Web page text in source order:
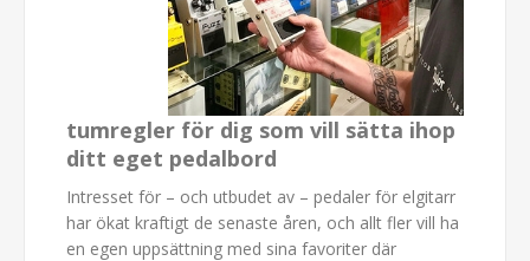
tumregler för dig som vill sätta ihop
ditt eget pedalbord
Intresset för – och utbudet av – pedaler för elgitarr
har ökat kraftigt de senaste åren, och allt fler vill ha
en egen uppsättning med sina favoriter där